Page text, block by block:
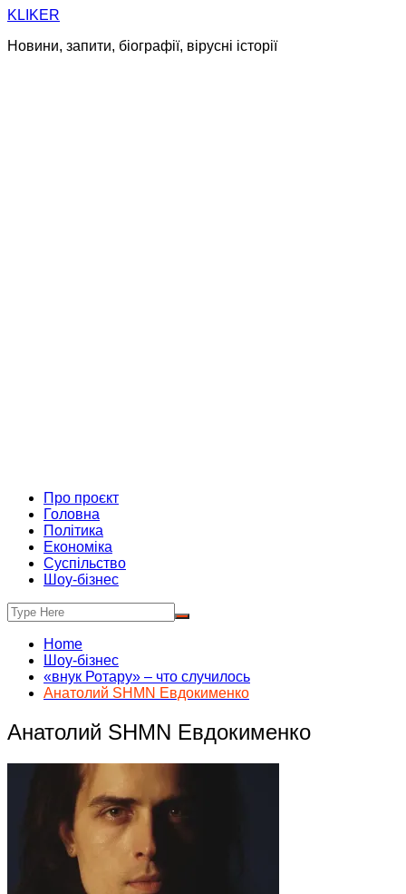
Skip
content
KLIKER
Новини, запити, біографії, вірусні історії
Про проєкт
Головна
Політика
Економіка
Суспільство
Шоу-бізнес
Home
Шоу-бізнес
«внук Ротару» – что случилось
Анатолий SHMN Евдокименко
Анатолий SHMN Евдокименко